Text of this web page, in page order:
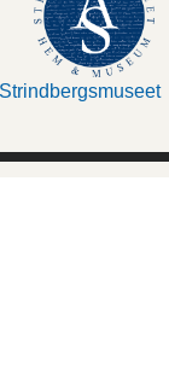
Strindbergsmuseet